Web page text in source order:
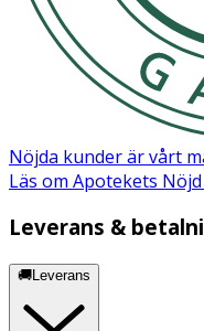
Nöjda kunder är vårt
Läs om Apotekets
Leverans &
🚚Leverans